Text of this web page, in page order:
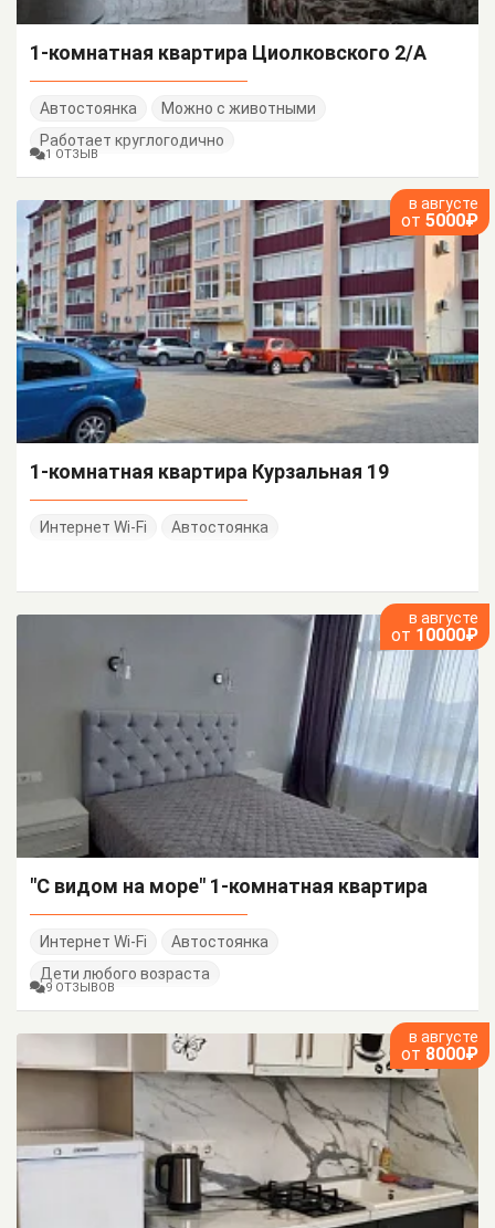
1-комнатная квартира Циолковского 2/А
Автостоянка
Можно с животными
Работает круглогодично
1 ОТЗЫВ
в августе
от 5000₽
1-комнатная квартира Курзальная 19
Интернет Wi-Fi Автостоянка
в августе
от 10000₽
"С видом на море" 1-комнатная квартира
Интернет Wi-Fi
Автостоянка
Дети любого возраста
9 ОТЗЫВОВ
в августе
от 8000₽